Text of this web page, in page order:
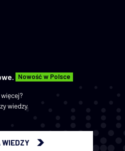
Nowość w Polsce
wiedzy.
WIEDZY